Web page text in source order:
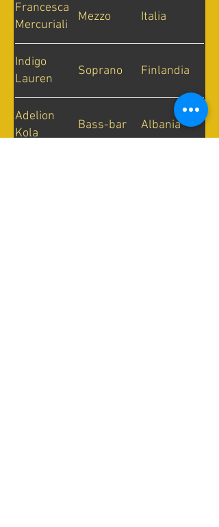
Francesca
Mercuriali
Mezzo Italia
Indigo
Lauren
Soprano Finlandia
Adelion
Kola
Bass-bar Albania